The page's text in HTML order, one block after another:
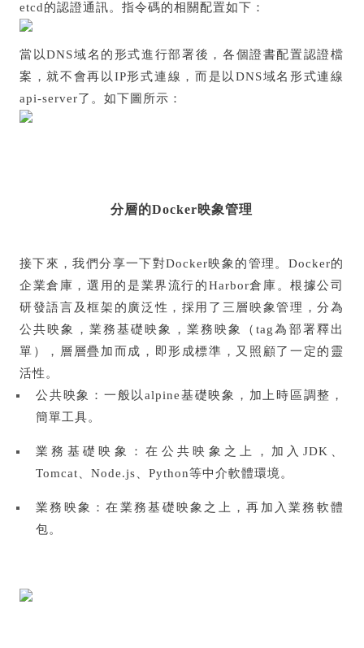
etcd的認證通訊。指令碼的相關配置如下：
當以DNS域名的形式進行部署後，各個證書配置認證檔
案，就不會再以IP形式連線，而是以DNS域名形式連線
api-server了。如下圖所示：
分層的Docker映象管理
接下來，我們分享一下對Docker映象的管理。Docker的
企業倉庫，選用的是業界流行的Harbor倉庫。根據公司
研發語言及框架的廣泛性，採用了三層映象管理，分為
公共映象，業務基礎映象，業務映象（tag為部署釋出
單），層層疊加而成，即形成標準，又照顧了一定的靈
活性。
公共映象：一般以alpine基礎映象，加上時區調整，
簡單工具。
業務基礎映象：在公共映象之上，加入JDK、
Tomcat、Node.js、Python等中介軟體環境。
業務映象：在業務基礎映象之上，再加入業務軟體
包。